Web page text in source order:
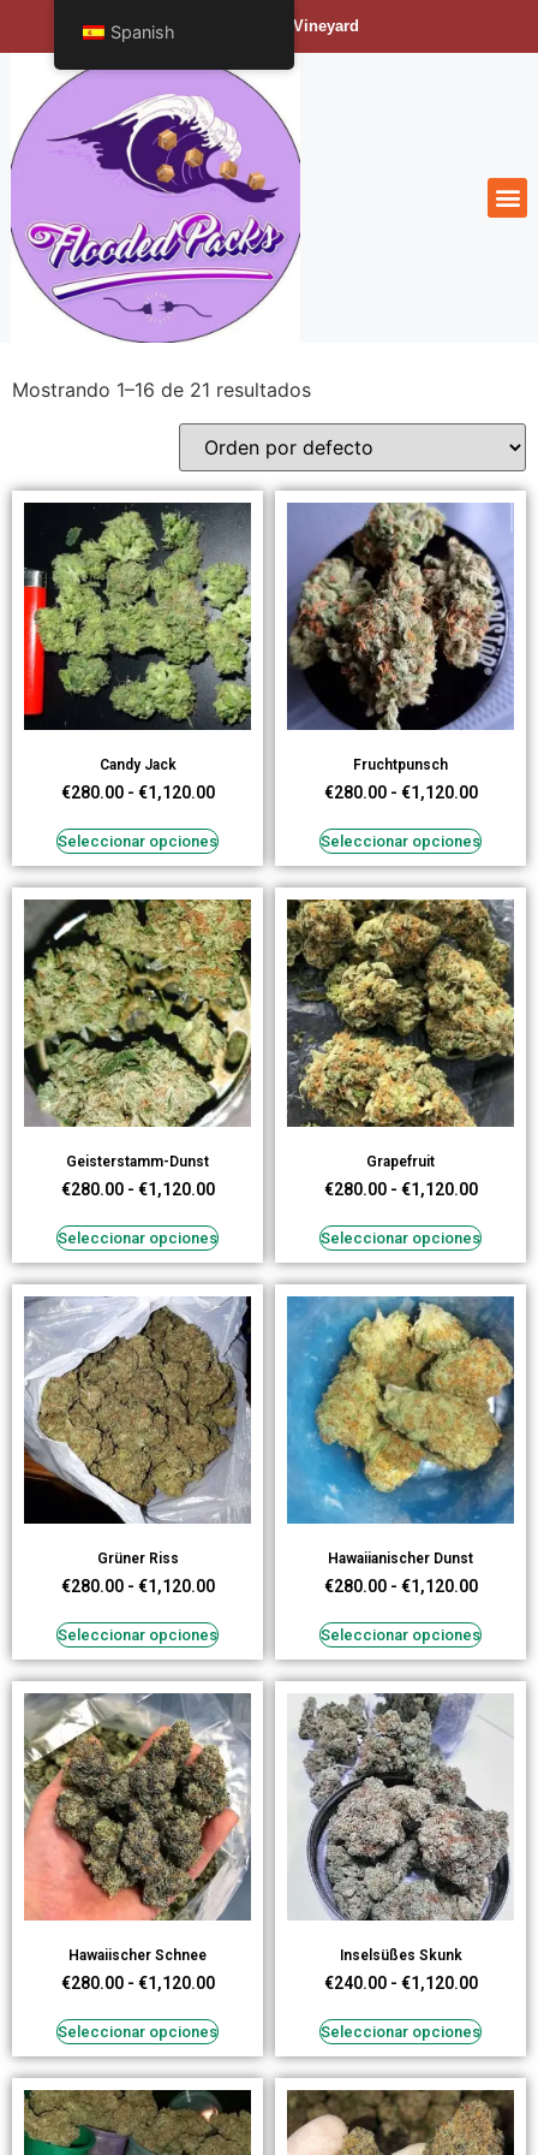
Bengals Vineyard
Mostrando 1–16 de 21 resultados
Candy Jack
€280.00 - €1,120.00
Seleccionar opciones
Fruchtpunsch
€280.00 - €1,120.00
Seleccionar opciones
Geisterstamm-Dunst
€280.00 - €1,120.00
Seleccionar opciones
Grapefruit
€280.00 - €1,120.00
Seleccionar opciones
Grüner Riss
€280.00 - €1,120.00
Seleccionar opciones
Hawaiianischer Dunst
€280.00 - €1,120.00
Seleccionar opciones
Hawaiischer Schnee
€280.00 - €1,120.00
Seleccionar opciones
Inselsüßes Skunk
€240.00 - €1,120.00
Seleccionar opciones
Spanish